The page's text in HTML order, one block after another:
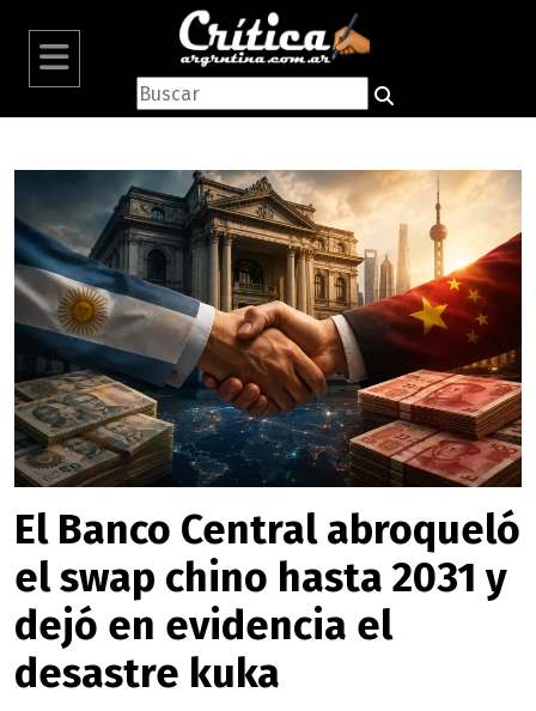
El Banco Central abroqueló
el swap chino hasta 2031 y
dejó en evidencia el
desastre kuka